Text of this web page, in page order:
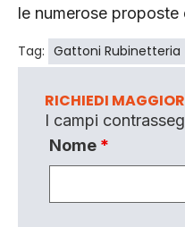
le numerose proposte
Tag: Gattoni Rubinetteria
RICHIEDI
I campi
Nome *